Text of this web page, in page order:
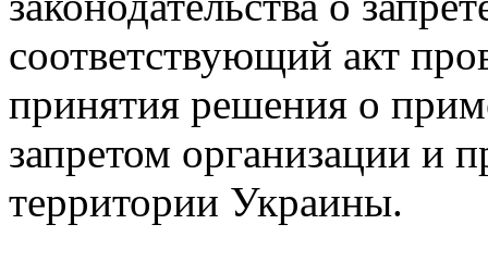
соответствующий акт
принятия решения о
запретом организации и
территории Украины.